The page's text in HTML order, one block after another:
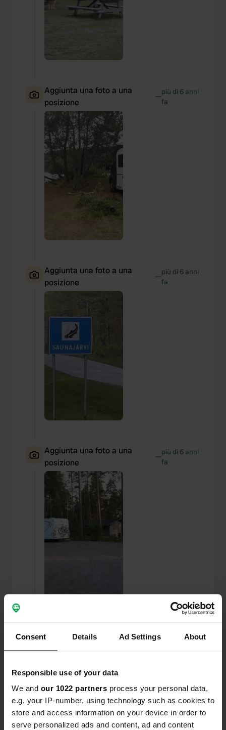
Consent Details Ad Settings About
Responsible use of your data
We and our 1022 partners process your personal data,
e.g. your IP-number, using technology such as cookies to
store and access information on your device in order to
serve personalized ads and content, ad and content
Aggiunta una foto a una
posizione
—più di 6 anni
fa
Aggiunta una foto a una
posizione
—più di 6 anni
fa
Aggiunta una foto a una
posizione
—più di 6 anni
fa
posizione
— più di 6 anni